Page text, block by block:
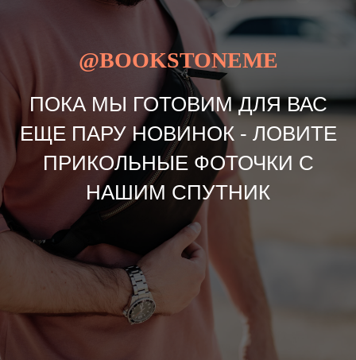
@BOOKSTONEME
ПОКА МЫ ГОТОВИМ ДЛЯ ВАС
ЕЩЕ ПАРУ НОВИНОК - ЛОВИТЕ
ПРИКОЛЬНЫЕ ФОТОЧКИ С
НАШИМ СПУТНИК